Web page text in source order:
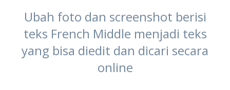
Ubah foto dan screenshot berisi
teks French Middle menjadi teks
yang bisa diedit dan dicari secara
online